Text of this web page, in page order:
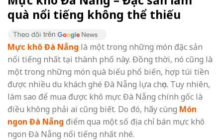
quà nổi tiếng không thể thiếu
Mực khô Đà Nẵng là một trong những món đặc sản
nổi tiếng nhất tại thành phố này. Đồng thời, nó cũng là
một trong những món quà biếu phổ biến, hợp túi tiền
được nhiều du khách ghé Đà Nẵng lựa chọn. Tuy nhiên,
làm sao để mua được khô mực Đà Nẵng chính gốc là
điều không phải ai cũng biết. Do đó, hãy cùng Món
ngon Đà Nẵng điểm qua một số địa chỉ bán mực khô
ngon Đà Nẵng nổi tiếng nhất nhé.